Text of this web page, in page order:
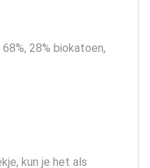
28% biokatoen,
kun je het als